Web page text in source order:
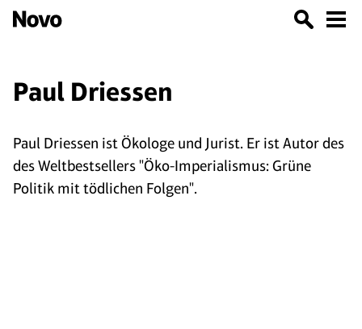
Paul Driessen
Paul Driessen ist Ökologe und Jurist. Er ist Autor des
des Weltbestsellers "Öko-Imperialismus: Grüne
Politik mit tödlichen Folgen".